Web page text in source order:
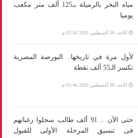
مياه البحر بالرميلة بـ125 ألف متر مكعب
يوميا
الأحد، 09 أغسطس 2026 02:56 م
لأول مرة في تاريخها.. البورصة المصرية
تكسر الـ55 ألف نقطة
الأحد، 09 أغسطس 2026 01:46 م
حتى الآن .. 91 ألف طالب سجلوا رغباتهم
فى تنسيق المرحلة الأولى للقبول